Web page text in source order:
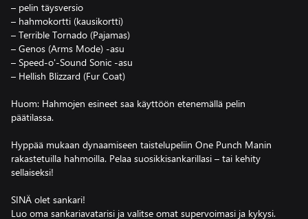
– pelin täysversio
– hahmokortti (kausikortti)
– Terrible Tornado (Pajamas)
– Genos (Arms Mode) -asu
– Speed-o'-Sound Sonic -asu
– Hellish Blizzard (Fur Coat)
Huom: Hahmojen esineet saa käyttöön etenemällä pelin
päätilassa.
Hyppää mukaan dynaamiseen taistelupeliin One Punch Manin
rakastetuilla hahmoilla. Pelaa suosikkisankarillasi – tai kehity
sellaiseksi!
SINÄ olet sankari!
Luo oma sankariavatarisi ja valitse omat supervoimasi ja kykysi.